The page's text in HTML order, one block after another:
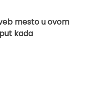
mesto u ovom
kada